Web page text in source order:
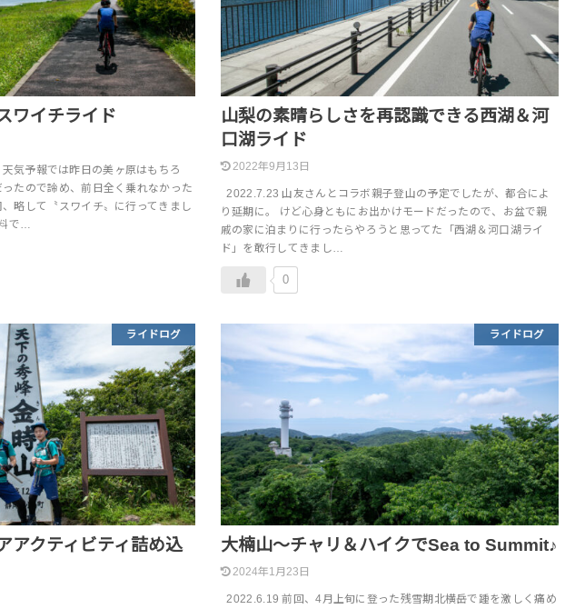
ワイチライド
気予報では昨日の美ヶ原はもちろ
たので諦め、前日全く乗れなかった
略して〝スワイチ〟に行ってきまし
で…
山梨の素晴らしさを再認識できる西湖＆河
口湖ライド
2022年9月13日
2022.7.23 山友さんとコラボ親子登山の予定でしたが、都合によ
り延期に。 けど心身ともにお出かけモードだったので、お盆で親
戚の家に泊まりに行ったらやろうと思ってた「西湖＆河口湖ライ
ド」を敢行してきまし…
0
ライドログ
アクティビティ詰め込
ライドログ
大楠山～チャリ＆ハイクでSea to Summit♪
2024年1月23日
2022.6.19 前回、4月上旬に登った残雪期北横岳で踵を激しく痛め